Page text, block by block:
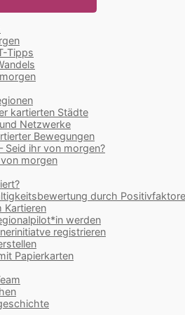
Tipps
kartierten Städte
Netzwerke
Bewegungen
Seid ihr von morgen?
morgen
durch
Kartieren
werden
registrieren
Papierkarten